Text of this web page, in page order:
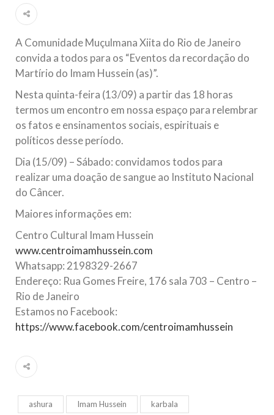
Ano Novo Islâmico e Início de Muharam
Em nome de Deus, O Clemente, O Misericordioso! O Centro
no ano novo muçulmano de 1435 Hejrita. Desejamos a
todos os irmãos e irmãs um novo
10 DE NOVEMBRO DE 2013
Falecimento do Imam Ali Ibn Al-Hussein
data em que relembramos o martírio do quarto Imam dos
muçulmanos, o Imam Ali Ibn Al-Hussein Ibn Ali Ibn Abi Táleb
(A.S.), conhecido por “Zein Al-Ábidin” (Formosura
NOTÍCIAS
Centro Islâmico no Brasil recebe o ex-
ministro das Relações Exteriores da
República Islâmica do Irã
Na noite da quinta-feira, 03 de Abril, o Centro Islâmico no
Brasil recebeu em sua sede, em São Paulo, o ex-ministro das
Relações Exteriores da República Islâmica do Irã, Sr. Kamal
A Comunidade Muçulmana Xiita do Rio de Janeiro
convida a todos para os “Eventos da recordação do
Martírio do Imam Hussein (as)”.
Nesta quinta-feira (13/09) a partir das 18 horas
termos um encontro em nossa espaço para relembrar
os fatos e ensinamentos sociais, espirituais e
políticos desse período.
Dia (15/09) – Sábado: convidamos todos para
realizar uma doação de sangue ao Instituto Nacional
do Câncer.
Maiores informações em:
Centro Cultural Imam Hussein
www.centroimamhussein.com
Whatsapp: 2198329-2667
Endereço: Rua Gomes Freire, 176 sala 703 – Centro –
Rio de Janeiro
Estamos no Facebook:
https://www.facebook.com/centroimamhussein
ashura Imam Hussein karbala